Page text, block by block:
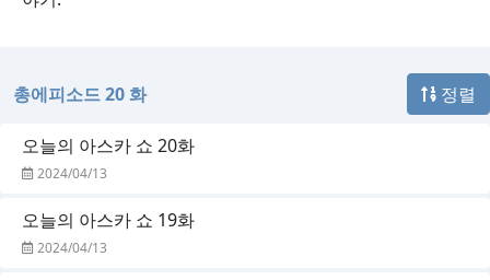
총에피소드 20 화 정렬
오늘의 아스카 쇼 20화
2024/04/13
오늘의 아스카 쇼 19화
2024/04/13